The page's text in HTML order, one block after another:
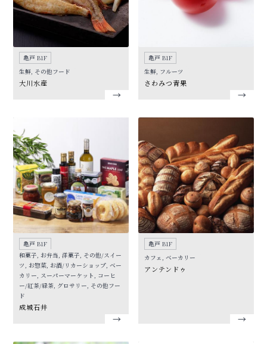
亀戸 B1F
生鮮, その他フード
大川水産
亀戸 B1F
生鮮, フルーツ
さわみつ青果
亀戸 B1F
和菓子, お弁当, 洋菓子, その他/スイー
ツ, お惣菜, お酒/リカーショップ, ベー
カリー, スーパーマーケット, コーヒ
ー/紅茶/緑茶, グロサリー, その他フー
ド
成城石井
亀戸 B1F
カフェ, ベーカリー
アンテンドゥ